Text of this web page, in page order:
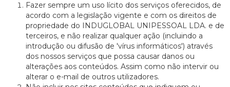
Fazer sempre um uso lícito dos serviços oferecidos, de
acordo com a legislação vigente e com os direitos de
propriedade do INDUGLOBAL UNIPESSOAL LDA. e de
terceiros, e não realizar qualquer ação (incluindo a
introdução ou difusão de 'vírus informáticos') através
dos nossos serviços que possa causar danos ou
alterações aos conteúdos. Assim como não intervir ou
alterar o e-mail de outros utilizadores.